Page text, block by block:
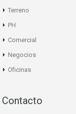
Terreno
PH
Comercial
Negocios
Oficinas
Contacto